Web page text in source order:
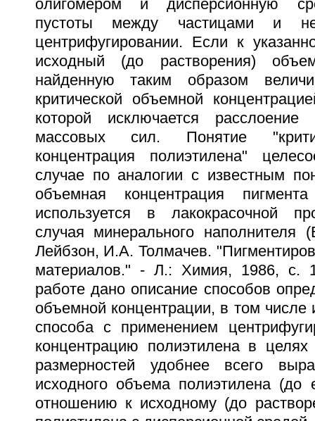
олигомером и дисперсионную
пустоты между частицами и
центрифугировании. Если к
исходный (до растворения)
найденную таким образом
критической объемной
которой исключается
массовых сил. Понятие
концентрация полиэтилена"
случае по аналогии с известным
объемная концентрация
используется в лакокрасочной
случая минерального
Лейбзон, И.А. Толмачев.
материалов." - Л.: Химия, 1986, с.
работе дано описание способов
объемной концентрации, в том
способа с применением
концентрацию полиэтилена в
размерностей удобнее всего
исходного объема полиэтилена (до
отношению к исходному (до